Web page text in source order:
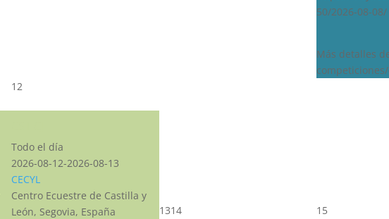
50/2026-08-08/
Más detalles
12
Todo el día
2026-08-12-2026-08-13
CECYL
Centro Ecuestre de Castilla y
León, Segovia, España
1314 15